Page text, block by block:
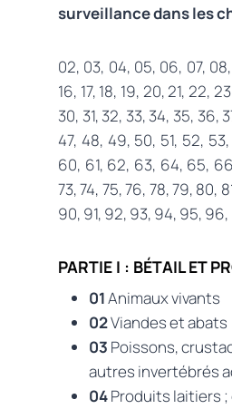
surveillance dans les
02, 03, 04, 05, 06, 07, 08,
16, 17, 18, 19, 20, 21, 22,
30, 31, 32, 33, 34, 35, 36,
47, 48, 49, 50, 51, 52,
60, 61, 62, 63, 64, 65,
73, 74, 75, 76, 78, 79, 80,
90, 91, 92, 93, 94, 95, 96,
PARTIE I : BÉTAIL ET
01Animaux vivants
02Viandes et abats
03 Poissons,
autres invertébrés
04Produits laitiers